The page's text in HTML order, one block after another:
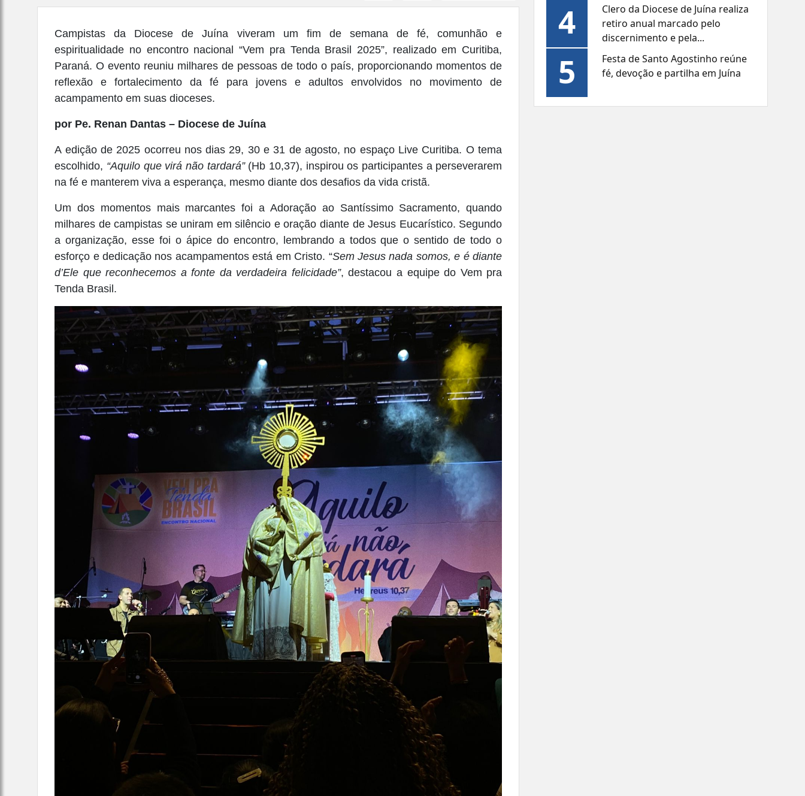
Campistas da Diocese de Juína viveram um fim de semana de fé, comunhão e
espiritualidade no encontro nacional “Vem pra Tenda Brasil 2025”, realizado em Curitiba,
Paraná. O evento reuniu milhares de pessoas de todo o país, proporcionando momentos de
reflexão e fortalecimento da fé para jovens e adultos envolvidos no movimento de
acampamento em suas dioceses.
por Pe. Renan Dantas – Diocese de Juína
A edição de 2025 ocorreu nos dias 29, 30 e 31 de agosto, no espaço Live Curitiba. O tema
escolhido, “Aquilo que virá não tardará”(Hb 10,37), inspirou os participantes a perseverarem
na fé e manterem viva a esperança, mesmo diante dos desafios da vida cristã.
Um dos momentos mais marcantes foi a Adoração ao Santíssimo Sacramento, quando
milhares de campistas se uniram em silêncio e oração diante de Jesus Eucarístico. Segundo
a organização, esse foi o ápice do encontro, lembrando a todos que o sentido de todo o
esforço e dedicação nos acampamentos está em Cristo. “Sem Jesus nada somos, e é diante
d’Ele que reconhecemos a fonte da verdadeira felicidade”, destacou a equipe do Vem pra
Tenda Brasil.
4
Clero da Diocese de Juína realiza
retiro anual marcado pelo
discernimento e pela...
5
Festa de Santo Agostinho reúne
fé, devoção e partilha em Juína